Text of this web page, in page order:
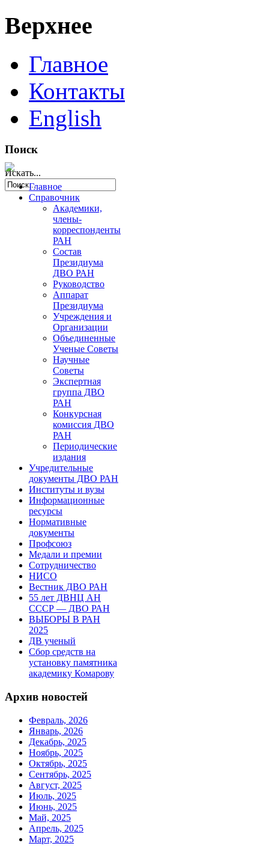
Верхнее
Главное
Контакты
English
Поиск
Искать...
Главное
Справочник
Академики,
члены-
корреспонденты
РАН
Состав
Президиума
ДВО РАН
Руководство
Аппарат
Президиума
Учреждения и
Организации
Объединенные
Ученые Советы
Научные
Советы
Экспертная
группа ДВО
РАН
Конкурсная
комиссия ДВО
РАН
Периодические
издания
Учредительные
документы ДВО РАН
Институты и вузы
Информационные
ресурсы
Нормативные
документы
Профсоюз
Медали и премии
Сотрудничество
НИСО
Вестник ДВО РАН
55 лет ДВНЦ АН
СССР — ДВО РАН
ВЫБОРЫ В РАН
2025
ДВ ученый
Сбор средств на
установку памятника
академику Комарову
Архив новостей
Февраль, 2026
Январь, 2026
Декабрь, 2025
Ноябрь, 2025
Октябрь, 2025
Сентябрь, 2025
Август, 2025
Июль, 2025
Июнь, 2025
Май, 2025
Апрель, 2025
Март, 2025